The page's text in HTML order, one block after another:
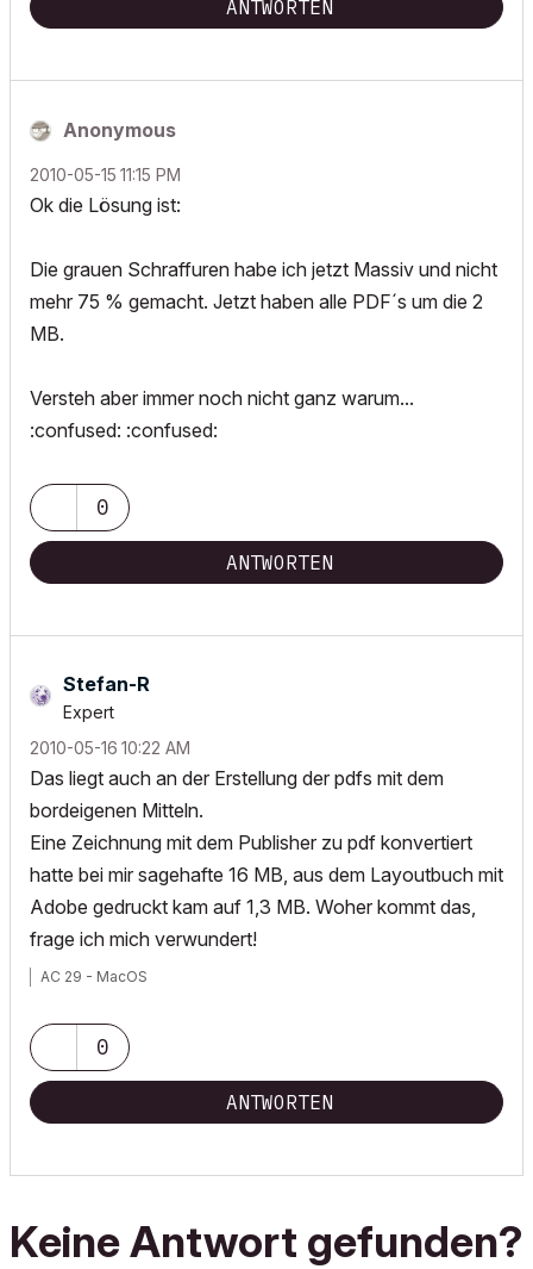
ANTWORTEN
Anonymous
‎2010-05-15 11:15 PM
Ok die Lösung ist:
Die grauen Schraffuren habe ich jetzt Massiv und nicht
mehr 75 % gemacht. Jetzt haben alle PDF´s um die 2
MB.
Versteh aber immer noch nicht ganz warum...
:confused: :confused:
0
ANTWORTEN
Stefan-R
Expert
‎2010-05-16 10:22 AM
Das liegt auch an der Erstellung der pdfs mit dem
bordeigenen Mitteln.
Eine Zeichnung mit dem Publisher zu pdf konvertiert
hatte bei mir sagehafte 16 MB, aus dem Layoutbuch mit
Adobe gedruckt kam auf 1,3 MB. Woher kommt das,
frage ich mich verwundert!
AC 29 - MacOS
0
ANTWORTEN
Keine Antwort gefunden?